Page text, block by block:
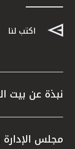
اكتب لنا
نبذة عن بيت
مجلس الإدارة